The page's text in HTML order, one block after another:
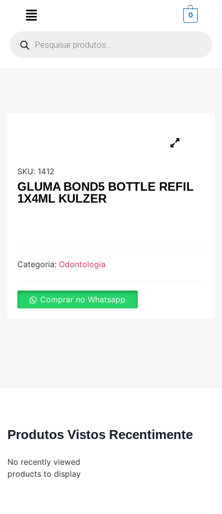
0
SKU: 1412
GLUMA BOND5 BOTTLE REFIL
1X4ML KULZER
Categoria: Odontologia
Comprar no Whatsapp
Produtos Vistos Recentimente
No recently viewed
products to display